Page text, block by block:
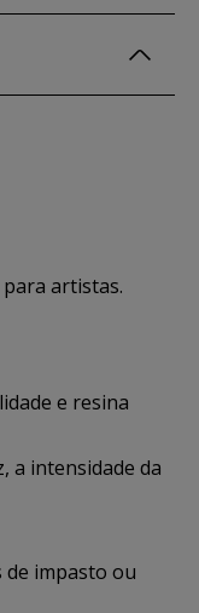
artistas.
e resina
a intensidade da
impasto ou